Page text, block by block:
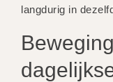
langdurig in